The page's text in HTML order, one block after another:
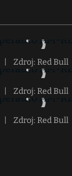
Zdroj: Red Bull
Zdroj: Red Bull
Zdroj: Red Bull